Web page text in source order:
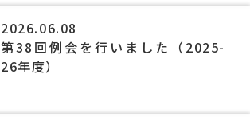
2026.06.08
第38回例会を行いました（2025-
26年度）